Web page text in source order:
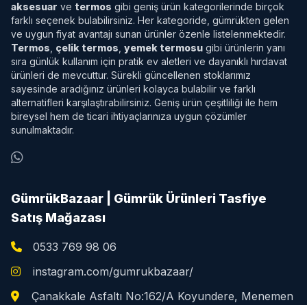
aksesuar ve termos gibi geniş ürün kategorilerinde birçok
farklı seçenek bulabilirsiniz. Her kategoride, gümrükten gelen
ve uygun fiyat avantajı sunan ürünler özenle listelenmektedir.
Termos çelik termos yemek termosu gibi ürünlerin yanı
sıra günlük kullanım için pratik ev aletleri ve dayanıklı hırdavat
ürünleri de mevcuttur. Sürekli güncellenen stoklarımız
sayesinde aradığınız ürünleri kolayca bulabilir ve farklı
alternatifleri karşılaştırabilirsiniz. Geniş ürün çeşitliliği ile hem
bireysel hem de ticari ihtiyaçlarınıza uygun çözümler
sunulmaktadır.
GümrükBazaar | Gümrük Ürünleri Tasfiye
Satış Mağazası
0533 769 98 06
instagram.com/gumrukbazaar/
Çanakkale Asfaltı No:162/A Koyundere, Menemen